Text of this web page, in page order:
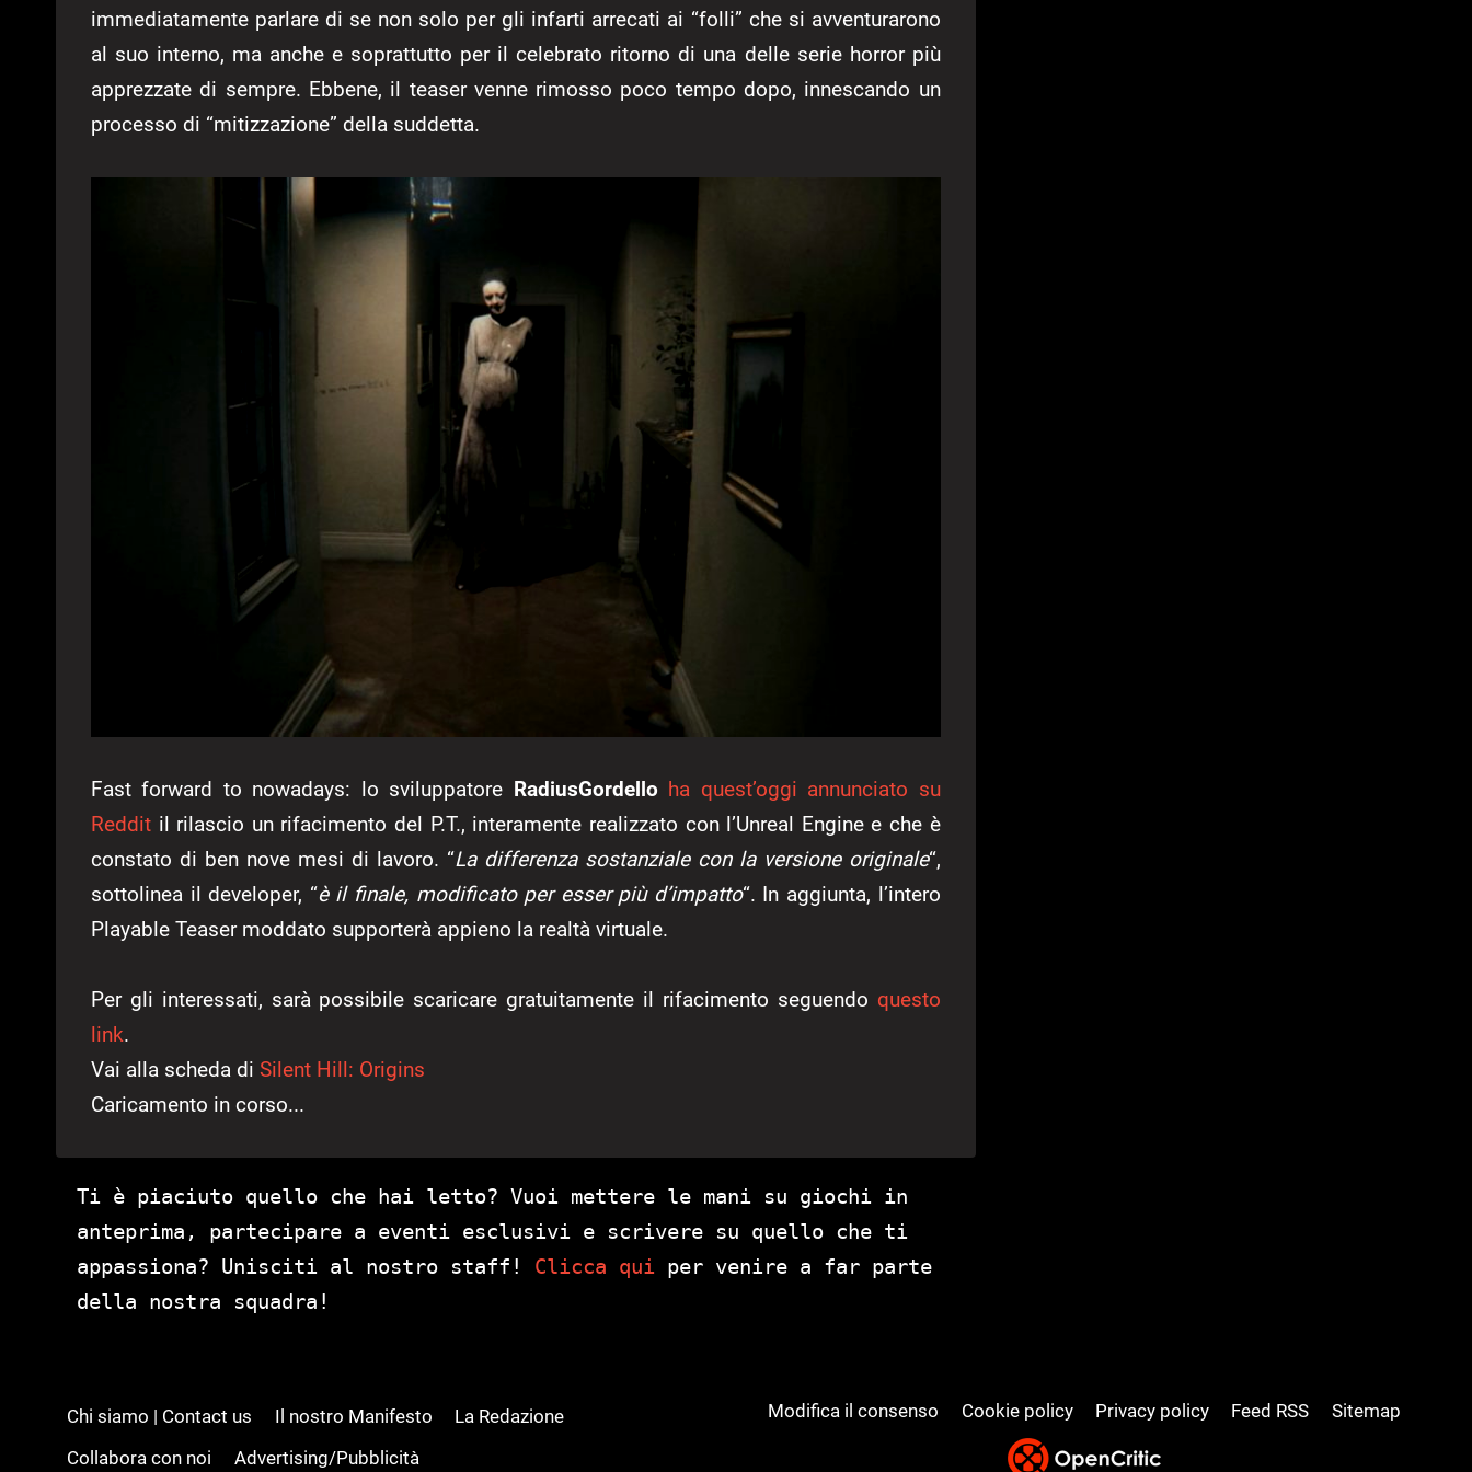
immediatamente parlare di se non solo per gli infarti arrecati ai “folli” che si avventurarono
al suo interno, ma anche e soprattutto per il celebrato ritorno di una delle serie horror più
apprezzate di sempre. Ebbene, il teaser venne rimosso poco tempo dopo, innescando un
processo di “mitizzazione” della suddetta.
Fast forward to nowadays: lo sviluppatore RadiusGordello ha quest’oggi annunciato su
Reddit il rilascio un rifacimento del P.T., interamente realizzato con l’Unreal Engine e che è
constato di ben nove mesi di lavoro. “La differenza sostanziale con la versione originale“,
sottolinea il developer, “è il finale, modificato per esser più d’impatto“. In aggiunta, l’intero
Playable Teaser moddato supporterà appieno la realtà virtuale.
Per gli interessati, sarà possibile scaricare gratuitamente il rifacimento seguendo questo
link.
Vai alla scheda di Silent Hill: Origins
Caricamento in corso...
Ti è piaciuto quello che hai letto? Vuoi mettere le mani su giochi in
anteprima, partecipare a eventi esclusivi e scrivere su quello che ti
appassiona? Unisciti al nostro staff! Clicca qui per venire a far parte
della nostra squadra!
Chi siamo | Contact us Il nostro Manifesto
La Redazione
Collabora con noi
Advertising/Pubblicità
Modifica il consenso Cookie policy Privacy policy Feed RSS Sitemap